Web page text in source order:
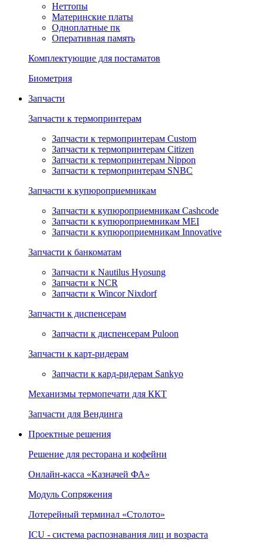
Неттопы
Материнские платы
Одноплатные пк
Оперативная память
Комплектующие для постаматов
Биометрия
Запчасти
Запчасти к термопринтерам
Запчасти к термопринтерам Custom
Запчасти к термопринтерам Citizen
Запчасти к термопринтерам Nippon
Запчасти к термопринтерам SNBC
Запчасти к купюроприемникам
Запчасти к купюроприемникам Cashcode
Запчасти к купюроприемникам MEI
Запчасти к купюроприемникам Innovative
Запчасти к банкоматам
Запчасти к Nautilus Hyosung
Запчасти к NCR
Запчасти к Wincor Nixdorf
Запчасти к диспенсерам
Запчасти к диспенсерам Puloon
Запчасти к карт-ридерам
Запчасти к кард-ридерам Sankyo
Механизмы термопечати для ККТ
Запчасти для Вендинга
Проектные решения
Решение для ресторана и кофейни
Онлайн‑касса «Казначей ФА»
Модуль Сопряжения
Лотерейный терминал «Столото»
ICU - система распознавания лиц и возраста